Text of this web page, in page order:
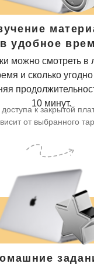
можно смотреть в
и сколько угодно
10 минут.
в удобное
к закрытой
от выбранного